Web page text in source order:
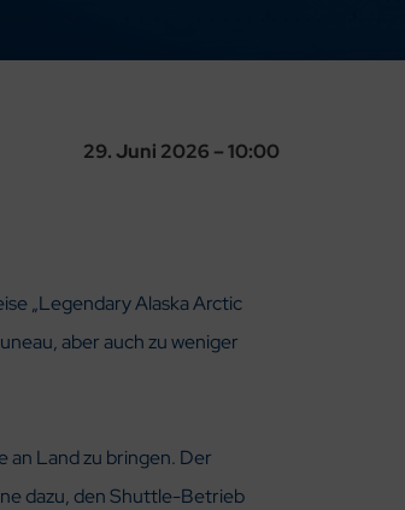
29. Juni 2026 – 10:00
„Legendary Alaska Arctic
aber auch zu weniger
an Land zu bringen. Der
dazu, den Shuttle-Betrieb